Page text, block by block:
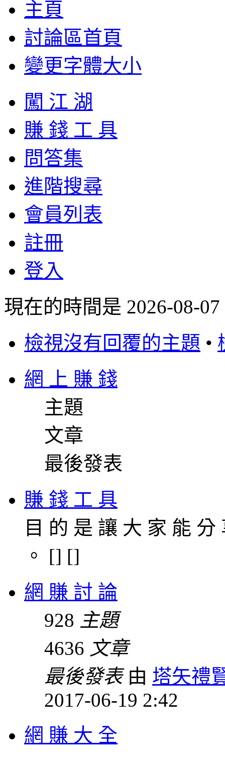
主頁
討論區首頁
變更字體大小
闖 江 湖
賺 錢 工 具
問答集
進階搜尋
會員列表
註冊
登入
現在的時間是 2026-08-07
檢視沒有回覆的主題 •
網 上 賺 錢
主題
文章
最後發表
賺 錢 工 具
目 的 是 讓 大 家 能
。 [] []
網 賺 討 論
928 主題
4636 文章
最後發表由 塔矢禮
2017-06-19 2:42
網 賺 大 全